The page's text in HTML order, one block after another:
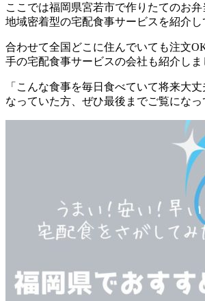
ここでは福岡県宮若市で作りたてのお弁
地域密着型の宅配食事サービスを紹介し
合わせて全国どこに住んでいても注文
手の宅配食事サービスの会社も紹介 しま
「こんな食事を毎日食べていて将来大
なっていた方、ぜひ最後までご覧になっ